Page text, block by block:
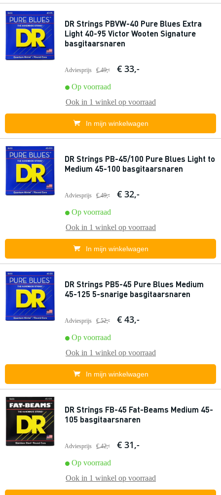
DR Strings PBVW-40 Pure Blues Extra
Light 40-95 Victor Wooten Signature
basgitaarsnaren
Adviesprijs € 49,- € 33,-
Op voorraad
Ook in 1 winkel op voorraad
In mijn winkelwagen
DR Strings PB-45/100 Pure Blues Light to
Medium 45-100 basgitaarsnaren
Adviesprijs € 49,- € 32,-
Op voorraad
Ook in 1 winkel op voorraad
In mijn winkelwagen
DR Strings PB5-45 Pure Blues Medium
45-125 5-snarige basgitaarsnaren
Adviesprijs € 52,- € 43,-
Op voorraad
Ook in 1 winkel op voorraad
In mijn winkelwagen
DR Strings FB-45 Fat-Beams Medium 45-
105 basgitaarsnaren
Adviesprijs € 42,- € 31,-
Op voorraad
Ook in 1 winkel op voorraad